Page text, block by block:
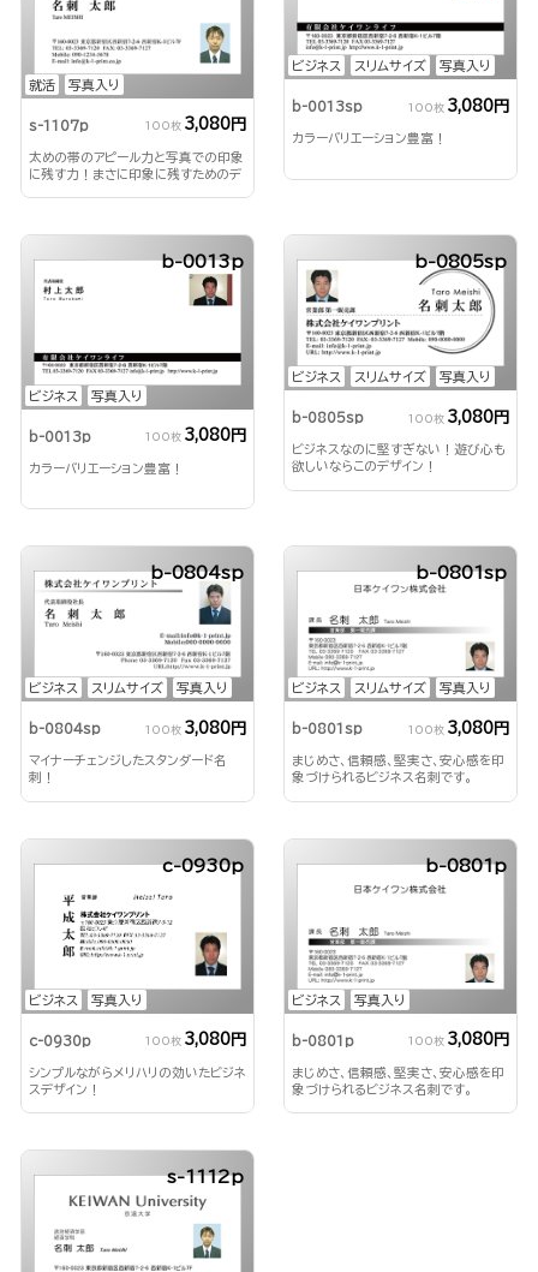
就活 写真入り
s-1107p 100枚 3,080円
太めの帯のアピール力と写真での印象
に残す力！まさに印象に残すためのデ
ビジネス スリムサイズ 写真入り
b-0013sp 100枚 3,080円
カラーバリエーション豊富！
ビジネス 写真入り
b-0013p
b-0013p 100枚 3,080円
カラーバリエーション豊富！
ビジネス スリムサイズ 写真入り
b-0805sp
b-0805sp 100枚 3,080円
ビジネスなのに堅すぎない！遊び心も
欲しいならこのデザイン！
ビジネス スリムサイズ 写真入り
b-0804sp
b-0804sp 100枚 3,080円
マイナーチェンジしたスタンダード名
刺！
ビジネス スリムサイズ 写真入り
b-0801sp
b-0801sp 100枚 3,080円
まじめさ、信頼感、堅実さ、安心感を印
象づけられるビジネス名刺です。
ビジネス 写真入り
c-0930p
c-0930p 100枚 3,080円
シンプルながらメリハリの効いたビジネ
スデザイン！
ビジネス 写真入り
b-0801p
b-0801p 100枚 3,080円
まじめさ、信頼感、堅実さ、安心感を印
象づけられるビジネス名刺です。
s-1112p